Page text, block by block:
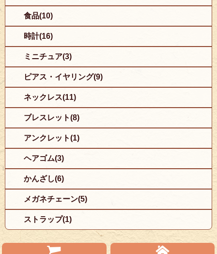
食品(10)
時計(16)
ミニチュア(3)
ピアス・イヤリング(9)
ネックレス(11)
ブレスレット(8)
アンクレット(1)
ヘアゴム(3)
かんざし(6)
メガネチェーン(5)
ストラップ(1)